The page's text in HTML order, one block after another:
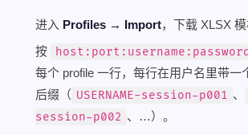
进入 Profiles → Import，下载 XLSX 模
按
host:port:username:password
每个 profile 一行，每行在用户名里带一
后缀（ USERNAME-session-p001 、
session-p002 、…）。